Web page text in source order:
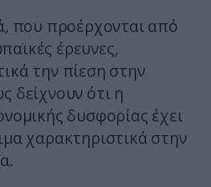
που προέρχονται από
έρευνες,
την πίεση στην
δείχνουν ότι η
δυσφορίας έχει
χαρακτηριστικά στην